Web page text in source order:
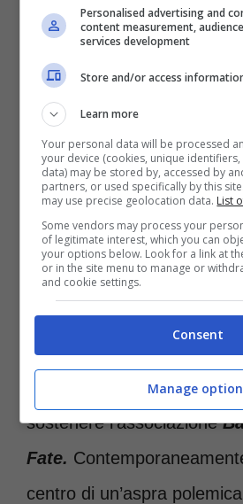
Ermes Maiolica costretto a pagare
Screenshot IG @ermesmaiolica –
Chiara Ferragni è stata
Codacone ora dovrà
un’altra campagna
scopo benefico, che però
risvolti non chiari, cioè
cioccolato destinate alla
sostenere l’associazione
Fate.
centro di un’aspra
Personalised advertising and
content measurement,
services development
Store and/or access
Learn more
Your personal data will be processed
your device (cookies, unique
data) may be stored by, accessed by
partners, or used specifically by this
may use precise geolocation data. List
Some vendors may process your
of legitimate interest, which you can
your options below. Look for a link at
or in the site menu to manage or
and cookie settings.
Consent
Manage